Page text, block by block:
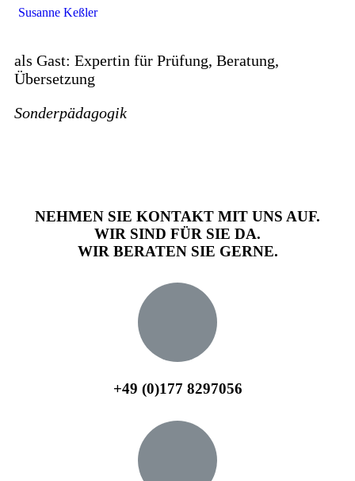
Susanne Keßler
als Gast: Expertin für Prüfung, Beratung,
Übersetzung
Sonderpädagogik
NEHMEN SIE KONTAKT MIT UNS AUF.
WIR SIND FÜR SIE DA.
WIR BERATEN SIE GERNE.
+49 (0)177 8297056